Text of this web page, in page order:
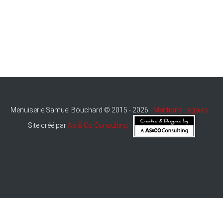
Menuiserie Samuel Bouchard © 2015 - 2026
Mentions Légales
Site créé parAs & Co Consulting